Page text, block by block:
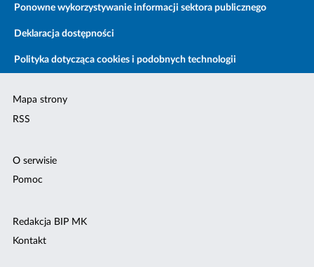
Ponowne wykorzystywanie informacji sektora publicznego
Deklaracja dostępności
Polityka dotycząca cookies i podobnych technologii
Mapa strony
RSS
O serwisie
Pomoc
Redakcja BIP MK
Kontakt